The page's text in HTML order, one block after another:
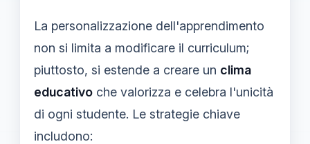
La personalizzazione dell'apprendimento
non si limita a modificare il curriculum;
piuttosto, si estende a creare un clima
educativo che valorizza e celebra l'unicità
di ogni studente. Le strategie chiave
includono: